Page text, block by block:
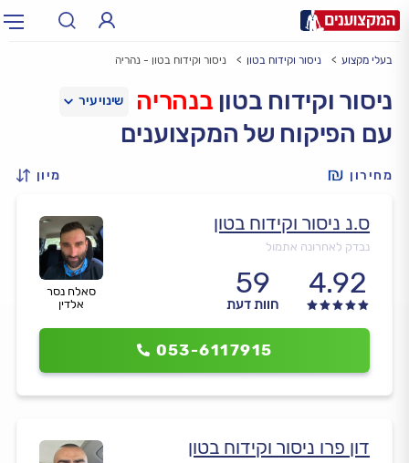
עירעיר: תל אביב, חיפה…
בעלי מקצוע ניסור וקידוח בטון ניסור וקידוח בטון - נהריה
ניסור וקידוח בטון בנהריה
עם הפיקוח של המקצוענים
מחירון מיון
סאלח נסר
אלדין
ס.נ ניסור וקידוח בטון
נבדק לאחרונה אתמול
4.92
59
חוות דעת
053-6117915
דון פרו ניסור וקידוח בטון